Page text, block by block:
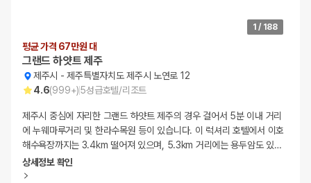
1 / 188
평균 가격 67만원 대
그랜드 하얏트 제주
제주시 -제주특별자치도 제주시 노연로 12
4.6(999+)5성급호텔/리조트
제주시 중심에 자리한 그랜드 하얏트 제주의 경우 걸어서 5분 이내 거리
에 누웨마루거리 및 한라수목원 등이 있습니다. 이 럭셔리 호텔에서 이호
해수욕장까지는 3.4km 떨어져 있으며, 5.3km 거리에는 용두암도 있…
상세정보 확인